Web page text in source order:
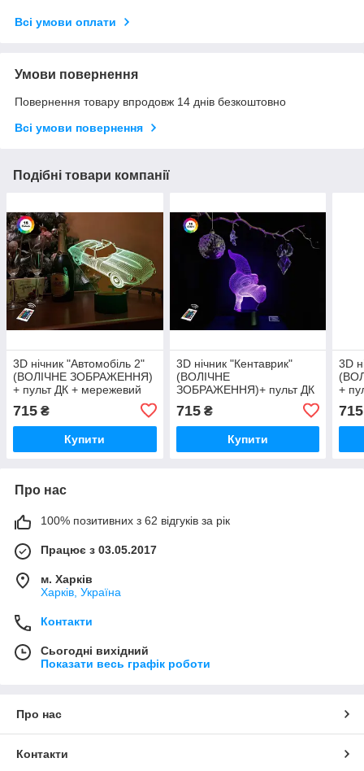
Всі умови оплати
Умови повернення
Повернення товару впродовж 14 днів безкоштовно
Всі умови повернення
Подібні товари компанії
3D нічник "Автомобіль 2"
(ВОЛІЧНЕ ЗОБРАЖЕННЯ)
+ пульт ДК + мережевий
(3ААА) 3DTOYSLAMP
715 ₴
Купити
3D нічник "Кентаврик"
(ВОЛІЧНЕ
ЗОБРАЖЕННЯ)+ пульт ДК
адаптер +батарейки
(3ААА) 3DTOYSLAMP
715₴
Купити
3D
+
715
Про нас
100% позитивних з 62 відгуків за рік
Працює з 03.05.2017
м. Харків
Харків, Україна
Контакти
Сьогодні вихідний
Показати весь графік роботи
Про нас
Контакти